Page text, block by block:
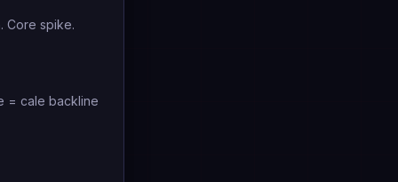
Core spike.
= cale backline